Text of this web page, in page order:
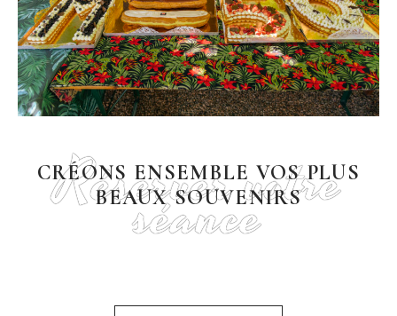
Réserver votre
séance
CRÉONS ENSEMBLE VOS PLUS
BEAUX SOUVENIRS